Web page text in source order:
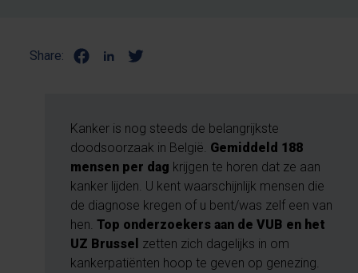
Share:
Kanker is nog steeds de belangrijkste
doodsoorzaak in België. Gemiddeld 188
mensen per dag krijgen te horen dat ze aan
kanker lijden. U kent waarschijnlijk mensen die
de diagnose kregen of u bent/was zelf een van
hen. Top onderzoekers aan de VUB en het
UZ Brussel zetten zich dagelijks in om
kankerpatiënten hoop te geven op genezing.